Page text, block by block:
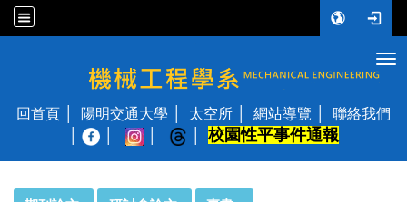
國立陽明交通大學 機械工程學系
回首頁 陽明交通大學 太空所 網站導覽
聯絡我們
校園性平事件通報